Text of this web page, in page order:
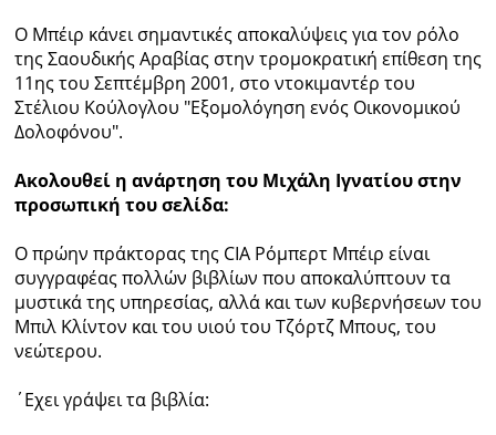
Ο Μπέιρ κάνει σημαντικές αποκαλύψεις για τον ρόλο
της Σαουδικής Αραβίας στην τρομοκρατική επίθεση της
11ης του Σεπτέμβρη 2001, στο ντοκιμαντέρ του
Στέλιου Κούλογλου "Εξομολόγηση ενός Οικονομικού
Δολοφόνου".
Ακολουθεί η ανάρτηση του Μιχάλη Ιγνατίου στην
προσωπική του σελίδα:
Ο πρώην πράκτορας της CIA Ρόμπερτ Μπέιρ είναι
συγγραφέας πολλών βιβλίων που αποκαλύπτουν τα
μυστικά της υπηρεσίας, αλλά και των κυβερνήσεων του
Μπιλ Κλίντον και του υιού του Τζόρτζ Μπους, του
νεώτερου.
΄Εχει γράψει τα βιβλία: